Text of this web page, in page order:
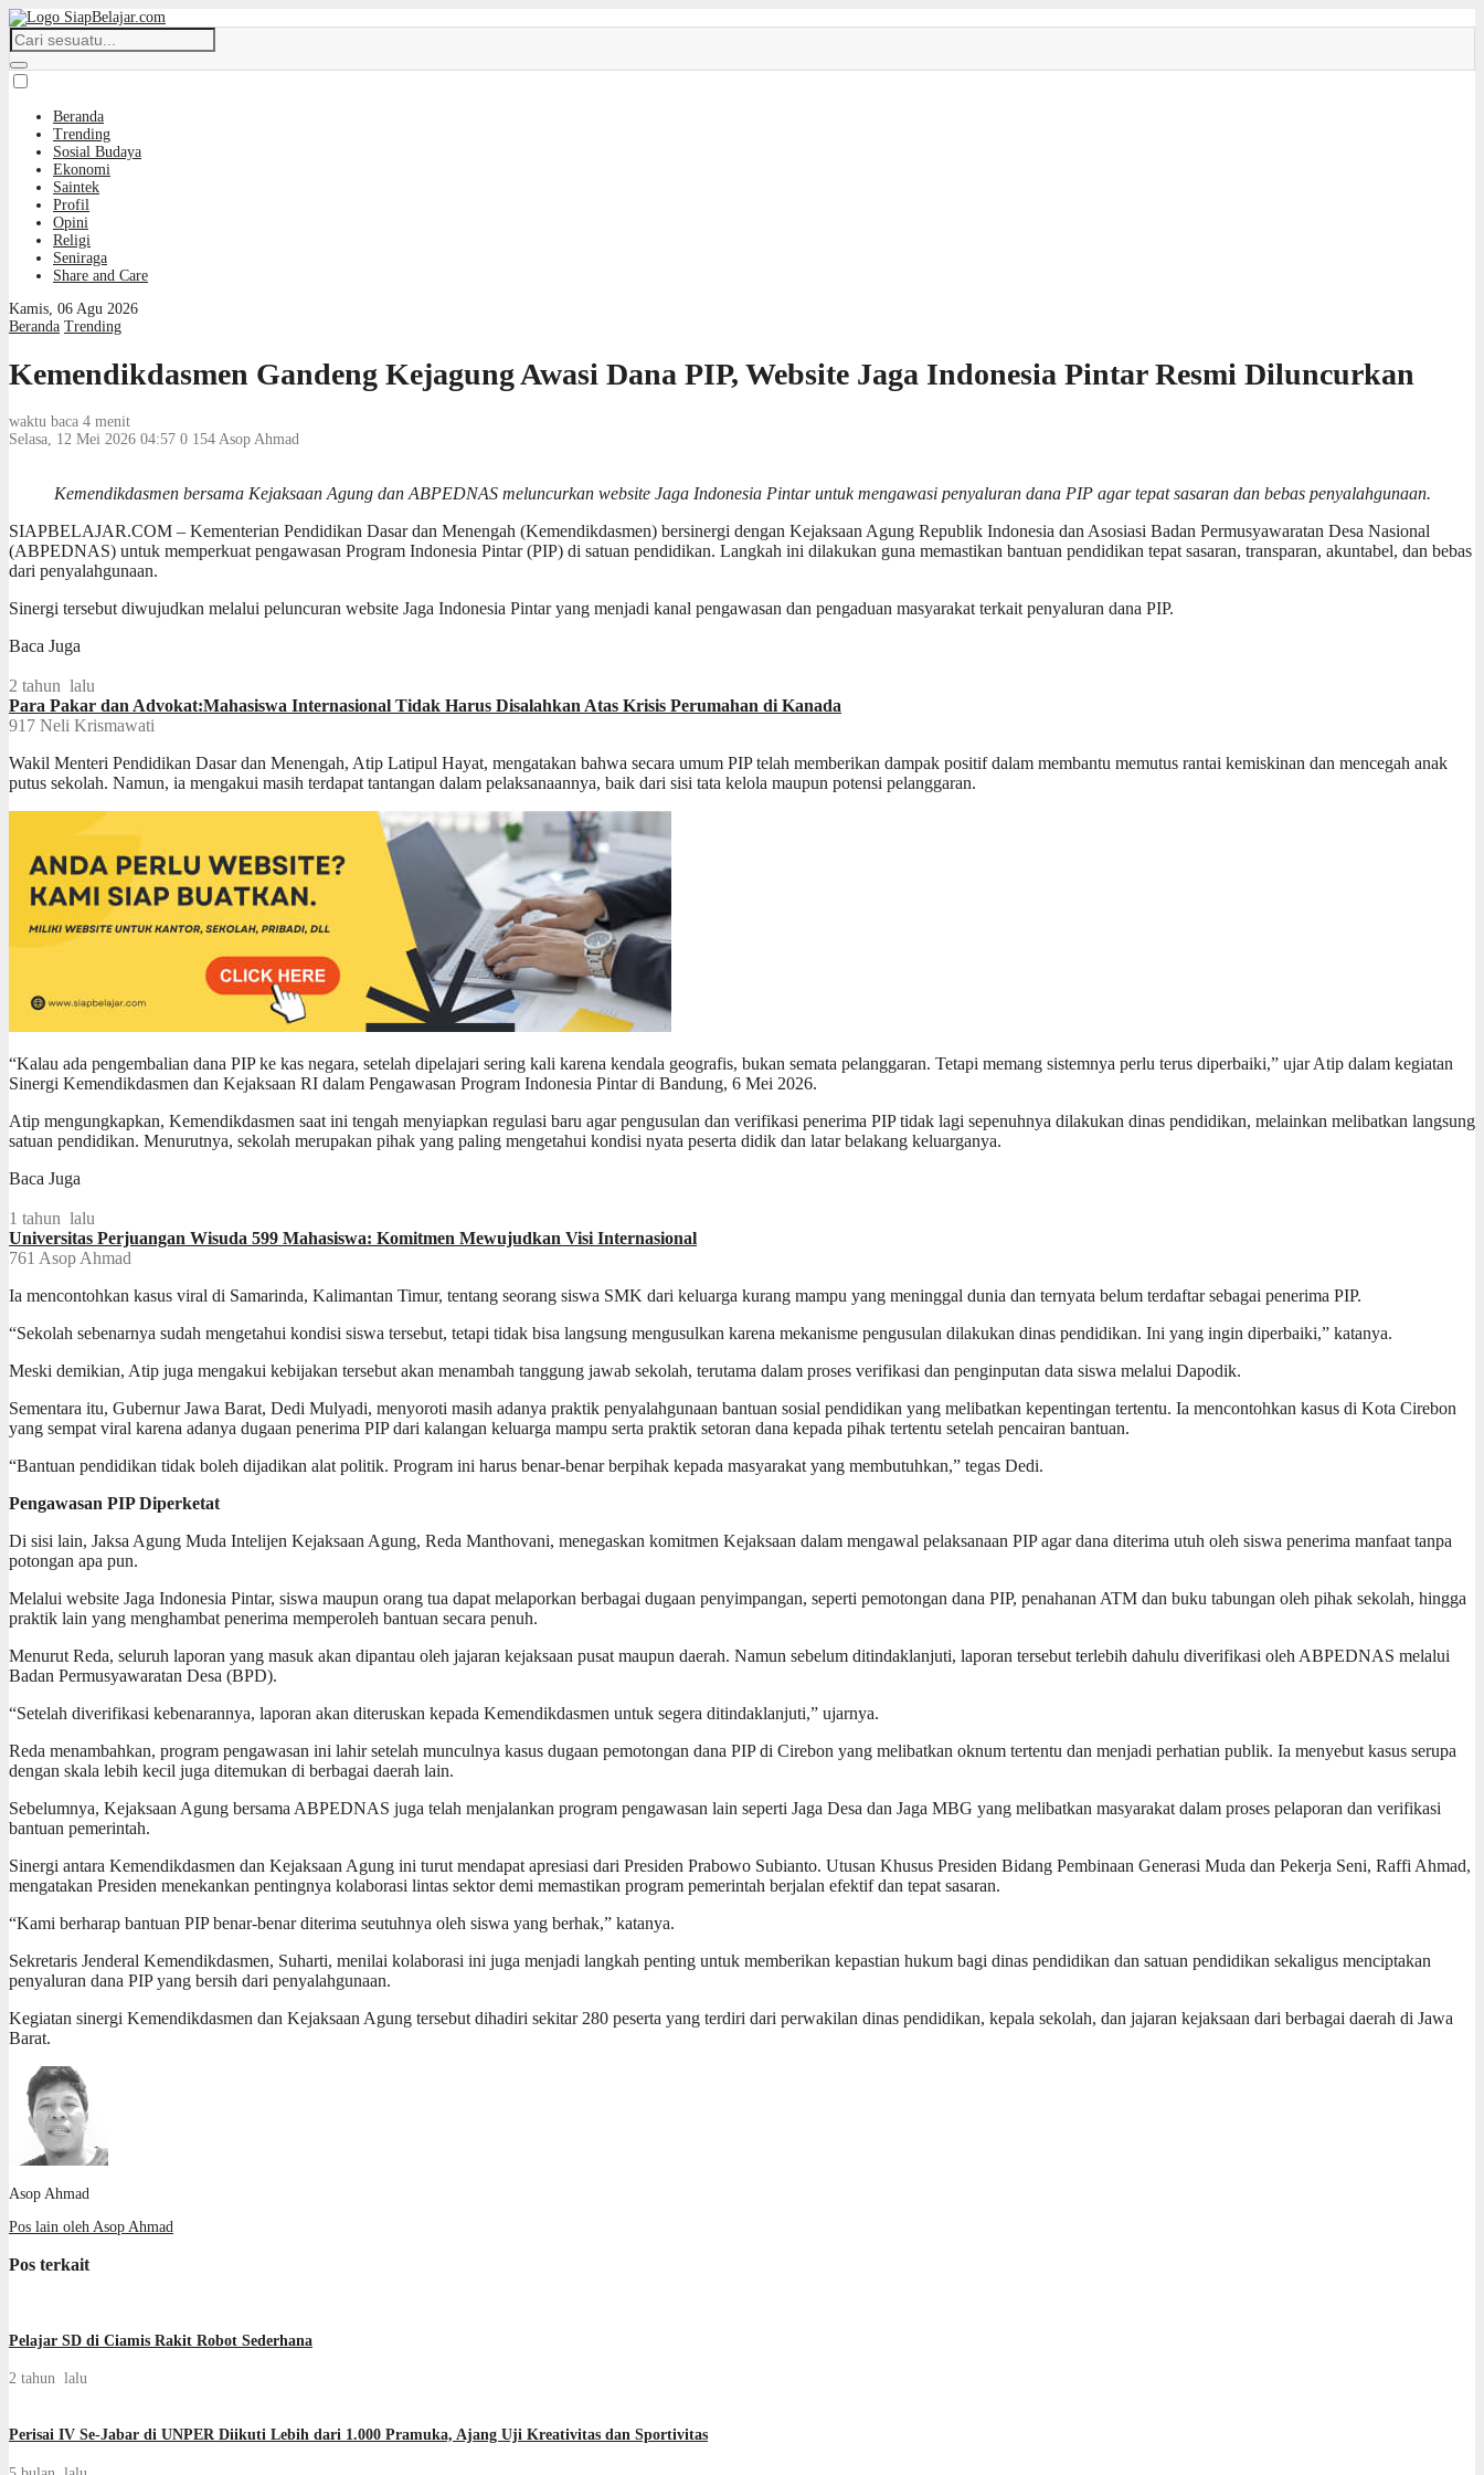
Beranda
Trending
Sosial Budaya
Ekonomi
Saintek
Profil
Opini
Religi
Seniraga
Share and Care
Kamis, 06 Agu 2026
Beranda Trending
Kemendikdasmen Gandeng Kejagung Awasi Dana PIP, Website Jaga Indonesia Pintar Resmi Diluncurkan
waktu baca 4 menit
Selasa, 12 Mei 2026 04:57 0 154 Asop Ahmad
Kemendikdasmen bersama Kejaksaan Agung dan ABPEDNAS meluncurkan website Jaga Indonesia Pintar untuk mengawasi penyaluran dana PIP agar tepat sasaran dan bebas penyalahgunaan.
SIAPBELAJAR.COM – Kementerian Pendidikan Dasar dan Menengah (Kemendikdasmen) bersinergi dengan Kejaksaan Agung Republik Indonesia dan Asosiasi Badan Permusyawaratan Desa Nasional
(ABPEDNAS) untuk memperkuat pengawasan Program Indonesia Pintar (PIP) di satuan pendidikan. Langkah ini dilakukan guna memastikan bantuan pendidikan tepat sasaran, transparan, akuntabel, dan bebas
dari penyalahgunaan.
Sinergi tersebut diwujudkan melalui peluncuran website Jaga Indonesia Pintar yang menjadi kanal pengawasan dan pengaduan masyarakat terkait penyaluran dana PIP.
Baca Juga
2 tahun lalu
Para Pakar dan Advokat:Mahasiswa Internasional Tidak Harus Disalahkan Atas Krisis Perumahan di Kanada
917 Neli Krismawati
Wakil Menteri Pendidikan Dasar dan Menengah, Atip Latipul Hayat, mengatakan bahwa secara umum PIP telah memberikan dampak positif dalam membantu memutus rantai kemiskinan dan mencegah anak
putus sekolah. Namun, ia mengakui masih terdapat tantangan dalam pelaksanaannya, baik dari sisi tata kelola maupun potensi pelanggaran.
“Kalau ada pengembalian dana PIP ke kas negara, setelah dipelajari sering kali karena kendala geografis, bukan semata pelanggaran. Tetapi memang sistemnya perlu terus diperbaiki,” ujar Atip dalam kegiatan
Sinergi Kemendikdasmen dan Kejaksaan RI dalam Pengawasan Program Indonesia Pintar di Bandung, 6 Mei 2026.
Atip mengungkapkan, Kemendikdasmen saat ini tengah menyiapkan regulasi baru agar pengusulan dan verifikasi penerima PIP tidak lagi sepenuhnya dilakukan dinas pendidikan, melainkan melibatkan langsung
satuan pendidikan. Menurutnya, sekolah merupakan pihak yang paling mengetahui kondisi nyata peserta didik dan latar belakang keluarganya.
Baca Juga
1 tahun lalu
Universitas Perjuangan Wisuda 599 Mahasiswa: Komitmen Mewujudkan Visi Internasional
761 Asop Ahmad
Ia mencontohkan kasus viral di Samarinda, Kalimantan Timur, tentang seorang siswa SMK dari keluarga kurang mampu yang meninggal dunia dan ternyata belum terdaftar sebagai penerima PIP.
“Sekolah sebenarnya sudah mengetahui kondisi siswa tersebut, tetapi tidak bisa langsung mengusulkan karena mekanisme pengusulan dilakukan dinas pendidikan. Ini yang ingin diperbaiki,” katanya.
Meski demikian, Atip juga mengakui kebijakan tersebut akan menambah tanggung jawab sekolah, terutama dalam proses verifikasi dan penginputan data siswa melalui Dapodik.
Sementara itu, Gubernur Jawa Barat, Dedi Mulyadi, menyoroti masih adanya praktik penyalahgunaan bantuan sosial pendidikan yang melibatkan kepentingan tertentu. Ia mencontohkan kasus di Kota Cirebon
yang sempat viral karena adanya dugaan penerima PIP dari kalangan keluarga mampu serta praktik setoran dana kepada pihak tertentu setelah pencairan bantuan.
“Bantuan pendidikan tidak boleh dijadikan alat politik. Program ini harus benar-benar berpihak kepada masyarakat yang membutuhkan,” tegas Dedi.
Pengawasan PIP Diperketat
Di sisi lain, Jaksa Agung Muda Intelijen Kejaksaan Agung, Reda Manthovani, menegaskan komitmen Kejaksaan dalam mengawal pelaksanaan PIP agar dana diterima utuh oleh siswa penerima manfaat tanpa
potongan apa pun.
Melalui website Jaga Indonesia Pintar, siswa maupun orang tua dapat melaporkan berbagai dugaan penyimpangan, seperti pemotongan dana PIP, penahanan ATM dan buku tabungan oleh pihak sekolah, hingga
praktik lain yang menghambat penerima memperoleh bantuan secara penuh.
Menurut Reda, seluruh laporan yang masuk akan dipantau oleh jajaran kejaksaan pusat maupun daerah. Namun sebelum ditindaklanjuti, laporan tersebut terlebih dahulu diverifikasi oleh ABPEDNAS melalui
Badan Permusyawaratan Desa (BPD).
“Setelah diverifikasi kebenarannya, laporan akan diteruskan kepada Kemendikdasmen untuk segera ditindaklanjuti,” ujarnya.
Reda menambahkan, program pengawasan ini lahir setelah munculnya kasus dugaan pemotongan dana PIP di Cirebon yang melibatkan oknum tertentu dan menjadi perhatian publik. Ia menyebut kasus serupa
dengan skala lebih kecil juga ditemukan di berbagai daerah lain.
Sebelumnya, Kejaksaan Agung bersama ABPEDNAS juga telah menjalankan program pengawasan lain seperti Jaga Desa dan Jaga MBG yang melibatkan masyarakat dalam proses pelaporan dan verifikasi
bantuan pemerintah.
Sinergi antara Kemendikdasmen dan Kejaksaan Agung ini turut mendapat apresiasi dari Presiden Prabowo Subianto. Utusan Khusus Presiden Bidang Pembinaan Generasi Muda dan Pekerja Seni, Raffi Ahmad,
mengatakan Presiden menekankan pentingnya kolaborasi lintas sektor demi memastikan program pemerintah berjalan efektif dan tepat sasaran.
“Kami berharap bantuan PIP benar-benar diterima seutuhnya oleh siswa yang berhak,” katanya.
Sekretaris Jenderal Kemendikdasmen, Suharti, menilai kolaborasi ini juga menjadi langkah penting untuk memberikan kepastian hukum bagi dinas pendidikan dan satuan pendidikan sekaligus menciptakan
penyaluran dana PIP yang bersih dari penyalahgunaan.
Kegiatan sinergi Kemendikdasmen dan Kejaksaan Agung tersebut dihadiri sekitar 280 peserta yang terdiri dari perwakilan dinas pendidikan, kepala sekolah, dan jajaran kejaksaan dari berbagai daerah di Jawa
Barat.
Asop Ahmad
Pos lain oleh Asop Ahmad
Pos terkait
Pelajar SD di Ciamis Rakit Robot Sederhana
2 tahun lalu
Perisai IV Se-Jabar di UNPER Diikuti Lebih dari 1.000 Pramuka, Ajang Uji Kreativitas dan Sportivitas